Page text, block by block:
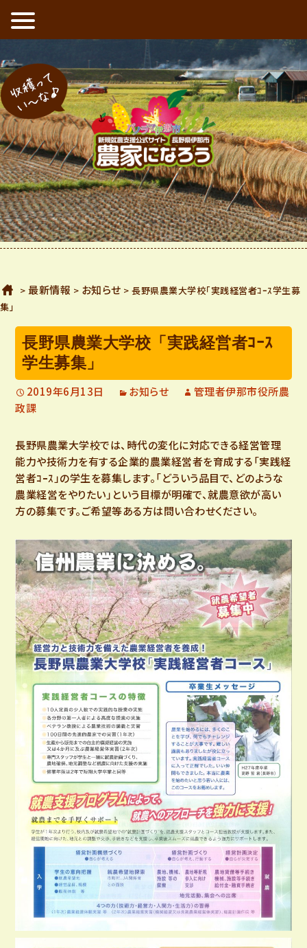
収穫ってい〜な
ホーム
> 最新情報 > お知らせ > 長野県農業大学校「実践経営者ｺｰｽ学生募
集」
長野県農業大学校「実践経営者ｺｰｽ
学生募集」
2019年6月13日 お知らせ
管理者伊那市役所農
政課
長野県農業大学校では、時代の変化に対応できる経営管理
能力や技術力を有する企業的農業経営者を育成する「実践経
営者ｺｰｽ」の学生を募集します。「どういう品目で、どのような
農業経営をやりたい」という目標が明確で、就農意欲が高い
方の募集です。ご希望等ある方は問い合わせください。